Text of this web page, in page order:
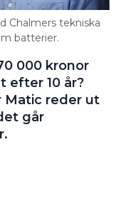
Chalmers tekniska
batterier.
000 kronor
efter 10 år?
Matic reder ut
går